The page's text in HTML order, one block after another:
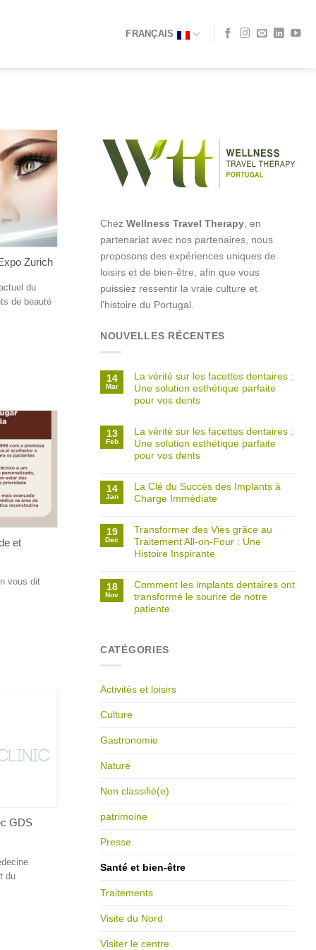
FRANÇAIS
Zurich
du
de beauté
et
vous dit
GDS
du
Chez Wellness Travel Therapy , en
partenariat avec nos partenaires, nous
proposons des expériences uniques de
loisirs et de bien-être, afin que vous
puissiez ressentir la vraie culture et
l’histoire du Portugal.
NOUVELLES RÉCENTES
14
Mar
La vérité sur les facettes dentaires :
Une solution esthétique parfaite
pour vos dents
13
Feb
La vérité sur les facettes dentaires :
Une solution esthétique parfaite
pour vos dents
14
Jan
La Clé du Succès des Implants à
Charge Immédiate
19
Dec
Transformer des Vies grâce au
Traitement All-on-Four : Une
Histoire Inspirante
18
Nov
Comment les implants dentaires ont
transformé le sourire de notre
patiente
CATÉGORIES
Activités et loisirs
Culture
Gastronomie
Nature
Non classifié(e)
patrimoine
Presse
Santé et bien-être
Traitements
Visite du Nord
Visiter le centre